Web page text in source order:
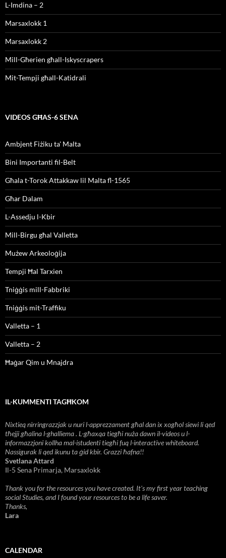
L-Imdina – 2
Marsaxlokk 1
Marsaxlokk 2
Mill-Għerien għall-Iskyscrapers
Mit-Tempji għall-Katidrali
VIDEOS GĦAS-6 SENA
Ambjent Fiżiku ta' Malta
Bini Importanti fil-Belt
Għala t-Torok Attakkaw lil Malta fl-1565
Għar Dalam
L-Assedju l-Kbir
Mill-Birgu għal Valletta
Mużew Arkeoloġija
Tempji Ħal Tarxien
Tniġġis mill-Fabbriki
Tniġġis mit-Traffiku
Valletta – 1
Valletta – 2
Ħaġar Qim u Mnajdra
IL-KUMMENTI TAGĦKOM
Nixtieq nirringrazzjak u nuri l-apprezzament għal dan ix xogħol siewi li qed
tħejji għalina l-ghalliema . L-għaxqa tiegħi nuża dawn il-videos u l-
informazzjoni kollha mal-istudenti tiegħi fuq l-interactive whiteboard.
Nassigurak li qed ikunu ta ġid kbir. Grazzi ħafna!!
Svetlana Attard
Il-5 Sena Primarja, Marsaxlokk
Thank you for the resources you have created. It's my first year teaching
social Studies, and I found your resources to be a life saver.
Thanks,
Lara
CALENDAR